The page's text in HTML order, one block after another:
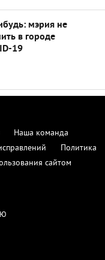
мэрия не
в городе
19
Наша команда
Политика
сайтом